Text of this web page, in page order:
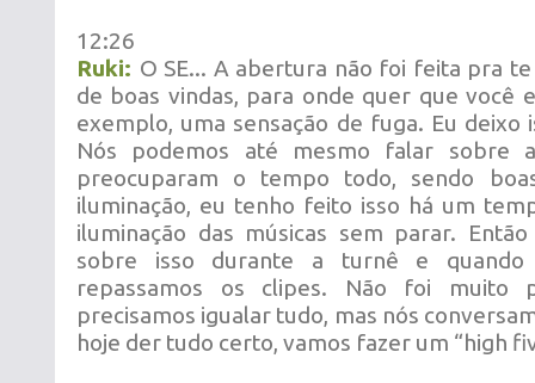
12:26
Ruki: O SE... A abertura não foi feita pra
de boas vindas, para onde quer que você
exemplo, uma sensação de fuga. Eu deixo
Nós podemos até mesmo falar sobre
preocuparam o tempo todo, sendo
iluminação, eu tenho feito isso há um
iluminação das músicas sem parar.
sobre isso durante a turnê e quando
repassamos os clipes. Não foi muito
precisamos igualar tudo, mas nós
hoje der tudo certo, vamos fazer um “high